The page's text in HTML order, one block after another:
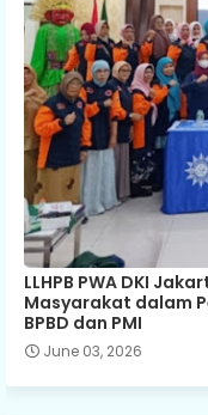
LLHPB PWA DKI
Masyarakat dalam
BPBD dan PMI
June 03, 2026